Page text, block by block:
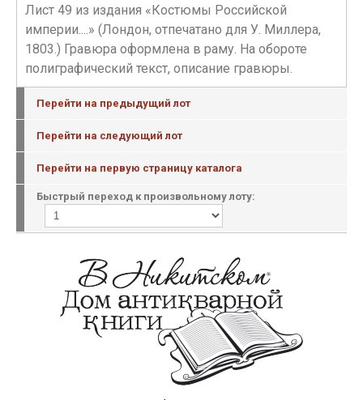
Лист 49 из издания «Костюмы Российской
империи....» (Лондон, отпечатано для У. Миллера,
1803.) Гравюра оформлена в раму. На обороте
полиграфический текст, описание гравюры.
Перейти на предыдущий лот
Перейти на следующий лот
Перейти на первую страницу каталога
Быстрый переход к произвольному лоту: